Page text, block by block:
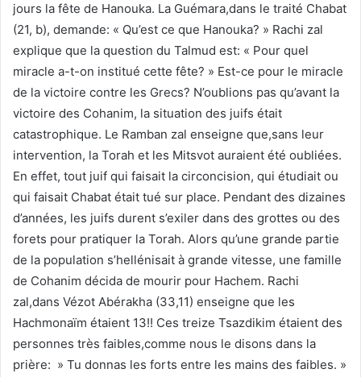
jours la fête de Hanouka. La Guémara,dans le traité Chabat
(21, b), demande: « Qu’est ce que Hanouka? » Rachi zal
explique que la question du Talmud est: « Pour quel
miracle a-t-on institué cette fête? » Est-ce pour le miracle
de la victoire contre les Grecs? N’oublions pas qu’avant la
victoire des Cohanim, la situation des juifs était
catastrophique. Le Ramban zal enseigne que,sans leur
intervention, la Torah et les Mitsvot auraient été oubliées.
En effet, tout juif qui faisait la circoncision, qui étudiait ou
qui faisait Chabat était tué sur place. Pendant des dizaines
d’années, les juifs durent s’exiler dans des grottes ou des
forets pour pratiquer la Torah. Alors qu’une grande partie
de la population s’hellénisait à grande vitesse, une famille
de Cohanim décida de mourir pour Hachem. Rachi
zal,dans Vézot Abérakha (33,11) enseigne que les
Hachmonaïm étaient 13!! Ces treize Tsazdikim étaient des
personnes très faibles,comme nous le disons dans la
prière: » Tu donnas les forts entre les mains des faibles. »